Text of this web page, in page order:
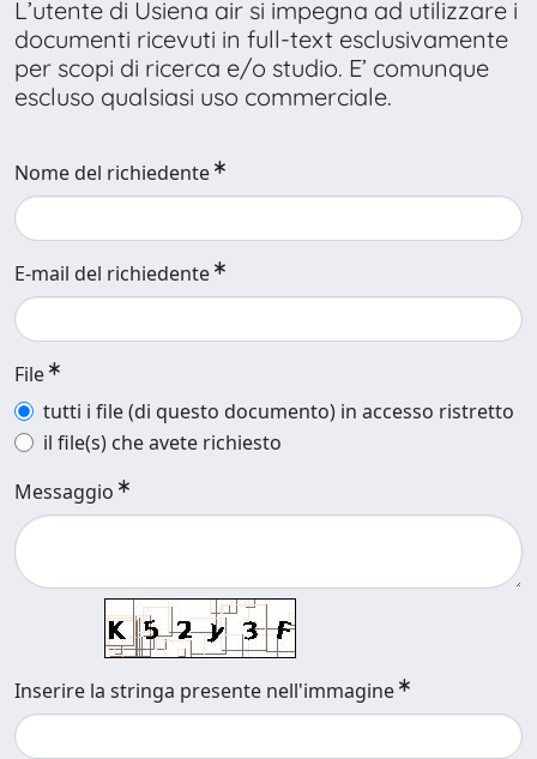
L’utente di Usiena air si impegna ad utilizzare i
documenti ricevuti in full-text esclusivamente
per scopi di ricerca e/o studio. E’ comunque
escluso qualsiasi uso commerciale.
Nome del richiedente
E-mail del richiedente
File
tutti i file (di questo documento) in accesso ristretto
il file(s) che avete richiesto
Messaggio
Inserire la stringa presente nell'immagine